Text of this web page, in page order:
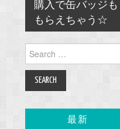
購入で缶バッジも
もらえちゃう☆
for:
最新